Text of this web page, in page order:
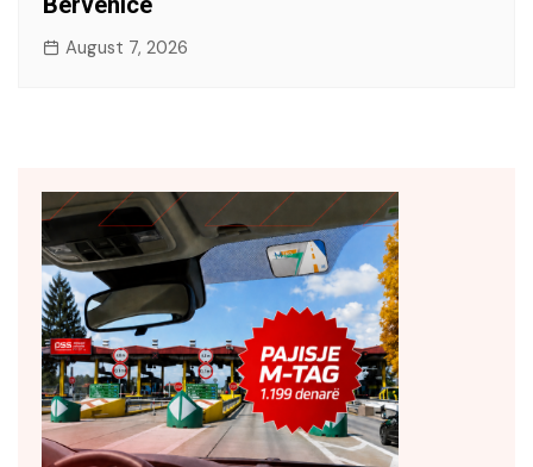
August 7, 2026